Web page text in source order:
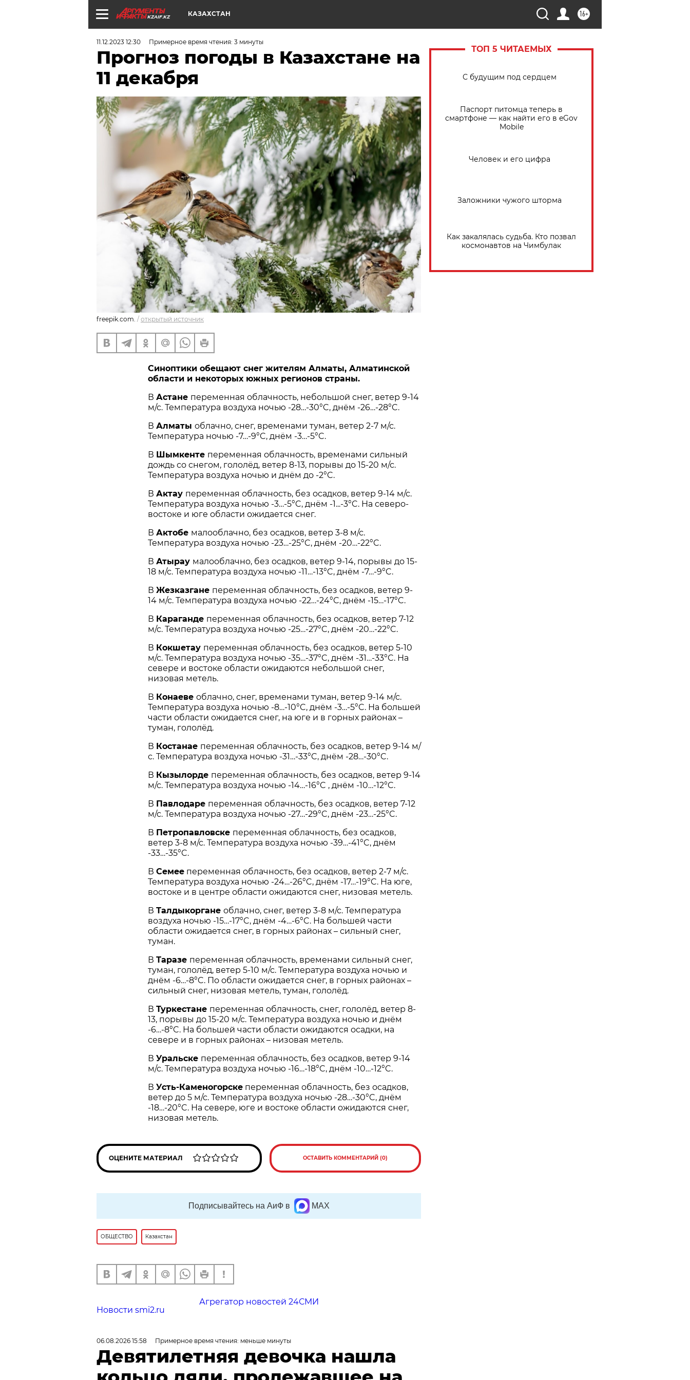
KZAIF.KZ 16+
КАЗАХСТАН
11.12.2023 12:30 Примерное время чтения: 3 минуты
Прогноз погоды в Казахстане на
11 декабря
freepik.com. / открытый источник
Синоптики обещают снег жителям Алматы, Алматинской
области и некоторых южных регионов страны.
В Астане переменная облачность, небольшой снег, ветер 9-14
м/с. Температура воздуха ночью -28…-30°C, днём -26…-28°C.
В Алматы облачно, снег, временами туман, ветер 2-7 м/с.
Температура ночью -7…-9°C, днём -3…-5°C.
В Шымкенте переменная облачность, временами сильный
дождь со снегом, гололёд, ветер 8-13, порывы до 15-20 м/с.
Температура воздуха ночью и днём до -2°C.
В Актау переменная облачность, без осадков, ветер 9-14 м/с.
Температура воздуха ночью -3…-5°C, днём -1...-3°C. На северо-
востоке и юге области ожидается снег.
В Актобе малооблачно, без осадков, ветер 3-8 м/с.
Температура воздуха ночью -23…-25°C, днём -20…-22°C.
В Атырау малооблачно, без осадков, ветер 9-14, порывы до 15-
18 м/с. Температура воздуха ночью -11…-13°C, днём -7…-9°C.
В Жезказгане переменная облачность, без осадков, ветер 9-
14 м/с. Температура воздуха ночью -22…-24°C, днём -15…-17°C.
В Караганде переменная облачность, без осадков, ветер 7-12
м/с. Температура воздуха ночью -25…-27°C, днём -20…-22°C.
В Кокшетау переменная облачность, без осадков, ветер 5-10
м/с. Температура воздуха ночью -35…-37°C, днём -31…-33°C. На
севере и востоке области ожидаются небольшой снег,
низовая метель.
В Конаеве облачно, снег, временами туман, ветер 9-14 м/с.
Температура воздуха ночью -8…-10°C, днём -3…-5°C. На большей
части области ожидается снег, на юге и в горных районах –
туман, гололёд.
В Костанае переменная облачность, без осадков, ветер 9-14 м/
с. Температура воздуха ночью -31…-33°C, днём -28…-30°C.
В Кызылорде переменная облачность, без осадков, ветер 9-14
м/с. Температура воздуха ночью -14…-16°C , днём -10…-12°C.
В Павлодаре переменная облачность, без осадков, ветер 7-12
м/с. Температура воздуха ночью -27…-29°C, днём -23…-25°C.
В Петропавловске переменная облачность, без осадков,
ветер 3-8 м/с. Температура воздуха ночью -39…-41°C, днём
-33…-35°C.
В Семее переменная облачность, без осадков, ветер 2-7 м/с.
Температура воздуха ночью -24…-26°C, днём -17…-19°C. На юге,
востоке и в центре области ожидаются снег, низовая метель.
В Талдыкоргане облачно, снег, ветер 3-8 м/с. Температура
воздуха ночью -15…-17°C, днём -4…-6°C. На большей части
области ожидается снег, в горных районах – сильный снег,
туман.
В Таразе переменная облачность, временами сильный снег,
туман, гололёд, ветер 5-10 м/с. Температура воздуха ночью и
днём -6…-8°C. По области ожидается снег, в горных районах –
сильный снег, низовая метель, туман, гололёд.
В Туркестане переменная облачность, снег, гололёд, ветер 8-
13, порывы до 15-20 м/с. Температура воздуха ночью и днём
-6…-8°C. На большей части области ожидаются осадки, на
севере и в горных районах – низовая метель.
В Уральске переменная облачность, без осадков, ветер 9-14
м/с. Температура воздуха ночью -16…-18°C, днём -10…-12°C.
В Усть-Каменогорске переменная облачность, без осадков,
ветер до 5 м/с. Температура воздуха ночью -28…-30°C, днём
-18…-20°C. На севере, юге и востоке области ожидаются снег,
низовая метель.
ОЦЕНИТЕ МАТЕРИАЛ ОСТАВИТЬ КОММЕНТАРИЙ (0)
Подписывайтесь на АиФ в MAX
ОБЩЕСТВО Казахстан
Агрегатор новостей 24СМИ
Новости smi2.ru
ТОП 5 ЧИТАЕМЫХ
С будущим под сердцем
Паспорт питомца теперь в
смартфоне — как найти его в eGov
Mobile
Человек и его цифра
Заложники чужого шторма
Как закалялась судьба. Кто позвал
космонавтов на Чимбулак
06.08.2026 15:58 Примерное время чтения: меньше минуты
Девятилетняя девочка нашла